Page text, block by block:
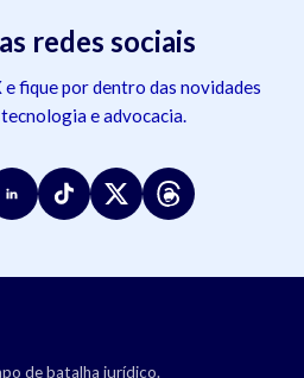
redes sociais
fique por dentro das novidades
e advocacia.
de batalha jurídico.